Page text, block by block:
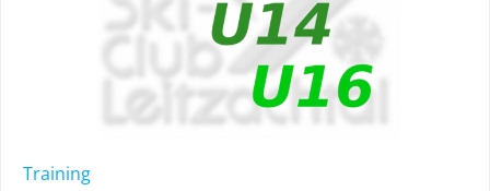
Training